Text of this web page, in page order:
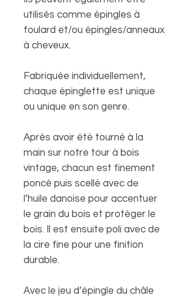
utilisés comme épingles à
foulard et/ou épingles/anneaux
à cheveux.
Fabriquée individuellement,
chaque épinglette est unique
ou unique en son genre.
Après avoir été tourné à la
main sur notre tour à bois
vintage, chacun est finement
poncé puis scellé avec de
l’huile danoise pour accentuer
le grain du bois et protéger le
bois. Il est ensuite poli avec de
la cire fine pour une finition
durable.
Avec le jeu d’épingle du châle